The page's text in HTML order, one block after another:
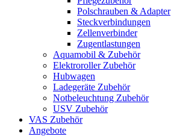
Polschrauben & Adapter
Steckverbindungen
Zellenverbinder
Zugentlastungen
Aquamobil & Zubehör
Elektroroller Zubehör
Hubwagen
Ladegeräte Zubehör
Notbeleuchtung Zubehör
USV Zubehör
VAS Zubehör
Angebote